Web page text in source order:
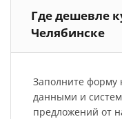
Где дешевле
Челябинске
Заполните форму
данными и
предложений от